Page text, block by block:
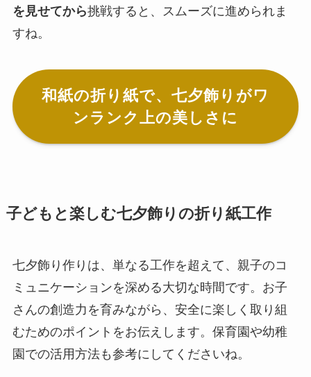
を見せてから挑戦すると、スムーズに進められま
すね。
和紙の折り紙で、七夕飾りがワ
ンランク上の美しさに
子どもと楽しむ七夕飾りの折り紙工作
七夕飾り作りは、単なる工作を超えて、親子のコ
ミュニケーションを深める大切な時間です。お子
さんの創造力を育みながら、安全に楽しく取り組
むためのポイントをお伝えします。保育園や幼稚
園での活用方法も参考にしてくださいね。